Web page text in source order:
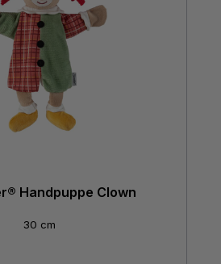
Handpuppe Clown
30 cm